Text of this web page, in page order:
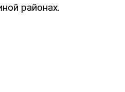
районах.